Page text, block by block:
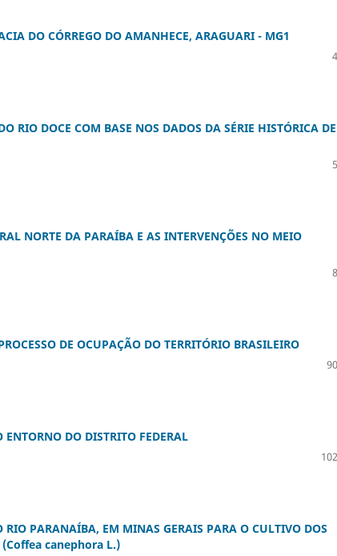
DO CÓRREGO DO AMANHECE, ARAGUARI - MG1
RIO DOCE COM BASE NOS DADOS DA SÉRIE HISTÓRICA DE
NORTE DA PARAÍBA E AS INTERVENÇÕES NO MEIO
DE OCUPAÇÃO DO TERRITÓRIO BRASILEIRO
DO DISTRITO FEDERAL
PARANAÍBA, EM MINAS GERAIS PARA O CULTIVO DOS
(Coffea canephora L.)